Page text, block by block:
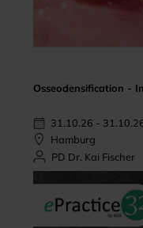
Osseodensification -
31.10.26 -
Hamburg
PD Dr. Kai Fischer